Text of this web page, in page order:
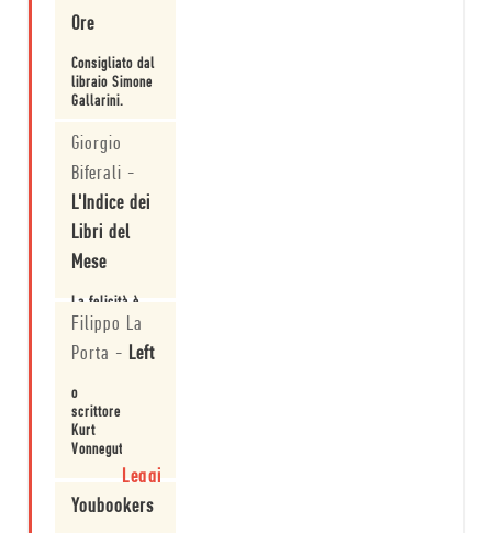
Ore
Consigliato dal
libraio Simone
Gallarini.
Giorgio
Biferali -
L'Indice dei
Libri del
Mese
La felicità è
nelle piccole
cose, bisogna
solo
conto.
Filippo La
Porta - Left
o
scrittore
Kurt
Vonnegut
eroe
Leggi
Youbookers